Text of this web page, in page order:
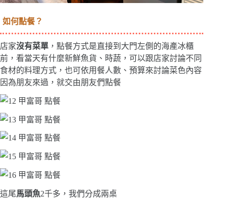
如何點餐？
店家沒有菜單 ，點餐方式是直接到大門左側的海產冰櫃
前，看當天有什麼新鮮魚貨、時蔬，可以跟店家討論不同
食材的料理方式，也可依用餐人數、預算來討論菜色內容
因為朋友來過，就交由朋友們點餐
這尾馬頭魚2千多，我們分成兩桌